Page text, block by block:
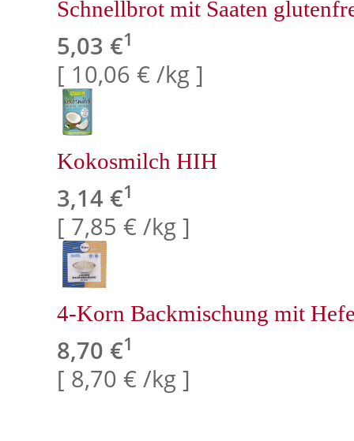
Schnellbrot mit Saaten
5,03 €1
[ 10,06 € /kg ]
Kokosmilch HIH
3,14 €1
[ 7,85 € /kg ]
4-Korn Backmischung mit
8,70 €1
[ 8,70 € /kg ]